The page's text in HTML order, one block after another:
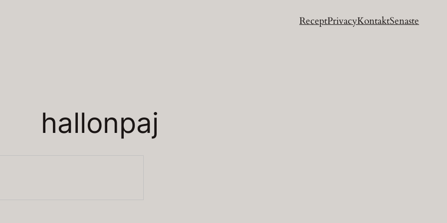
ReceptPrivacyKontaktSenaste
hallonpaj